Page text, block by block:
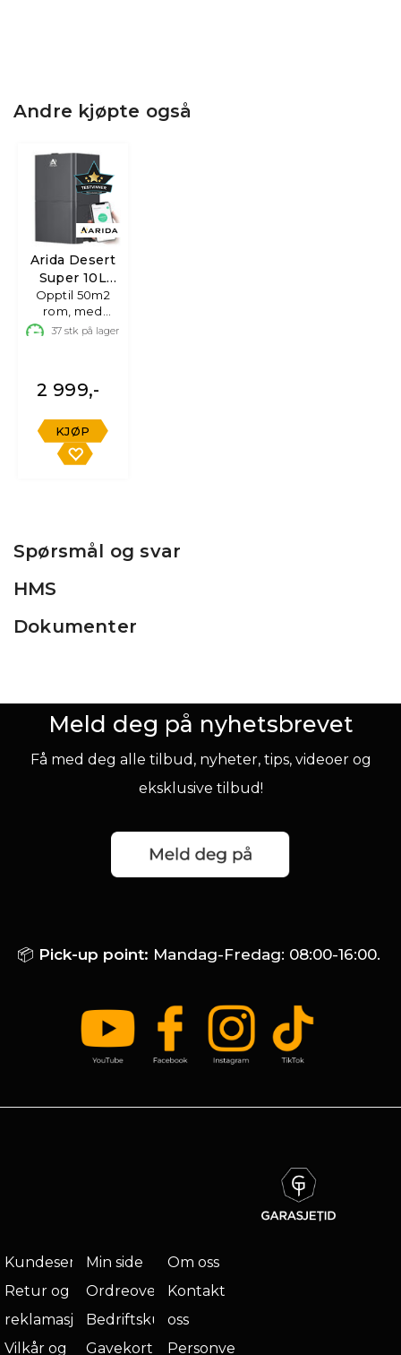
Andre kjøpte også
Arida Desert
Super 10L
WiFi
luftavfukter
Opptil 50m2
rom, med
HEPA-filter
37 stk på lager
2 999,-
KJØP
Spørsmål og svar
HMS
Dokumenter
Meld deg på nyhetsbrevet
Få med deg alle tilbud, nyheter, tips, videoer og
eksklusive tilbud!
📦 Pick-up point: Mandag-Fredag: 08:00-16:00.
Kundeservice
Retur og
reklamasjon
Vilkår og
Min side
Ordreoversikt
Bedriftskunde
Gavekort
Om oss
Kontakt
oss
Personvern